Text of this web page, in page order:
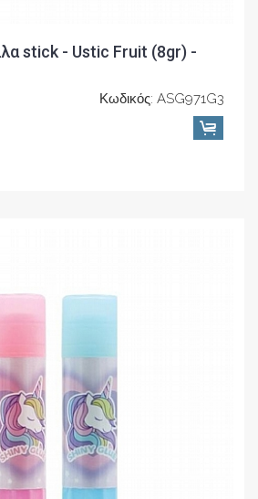
stick - Ustic Fruit (8gr) -
Κωδικός: ASG971G3